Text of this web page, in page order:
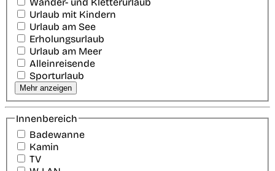
Urlaub mit Kindern
Urlaub am See
Erholungsurlaub
Urlaub am Meer
Alleinreisende
Sporturlaub
Mehr anzeigen
Innenbereich
Badewanne
Kamin
TV